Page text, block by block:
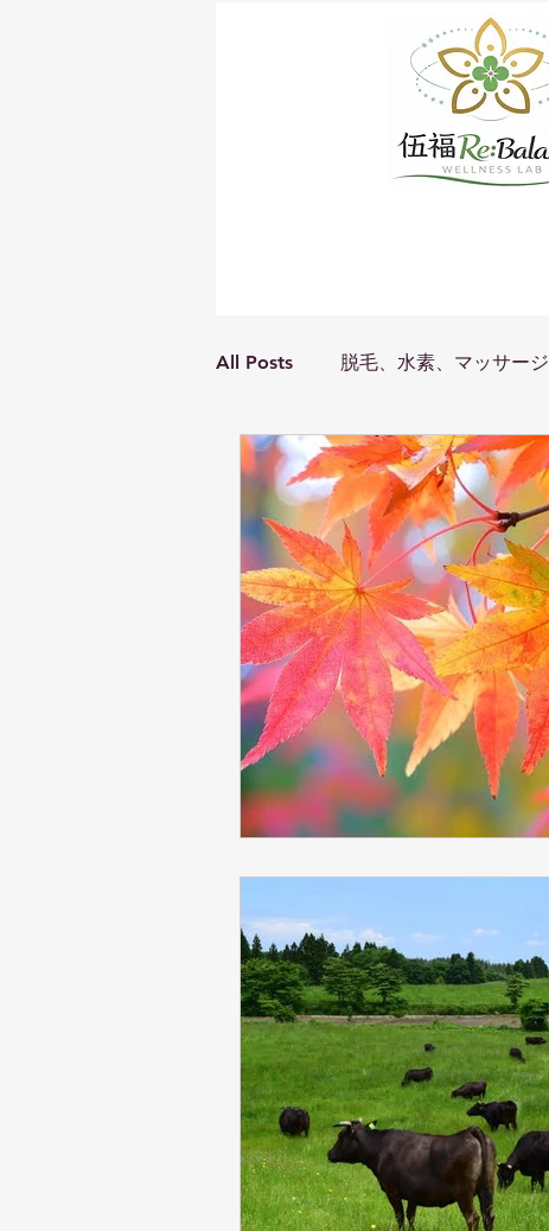
All Posts 脱毛、水素、マッサージ